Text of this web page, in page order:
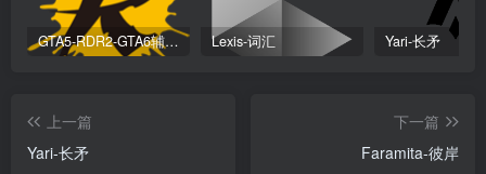
GTA5-RDR2-GTA6辅助科技安装器 Lexis-词汇 Yari-长矛
上一篇
Yari-长矛
下一篇
Faramita-彼岸